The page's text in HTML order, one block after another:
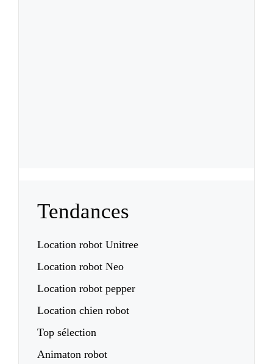
Tendances
Location robot Unitree
Location robot Neo
Location robot pepper
Location chien robot
Top sélection
Animaton robot